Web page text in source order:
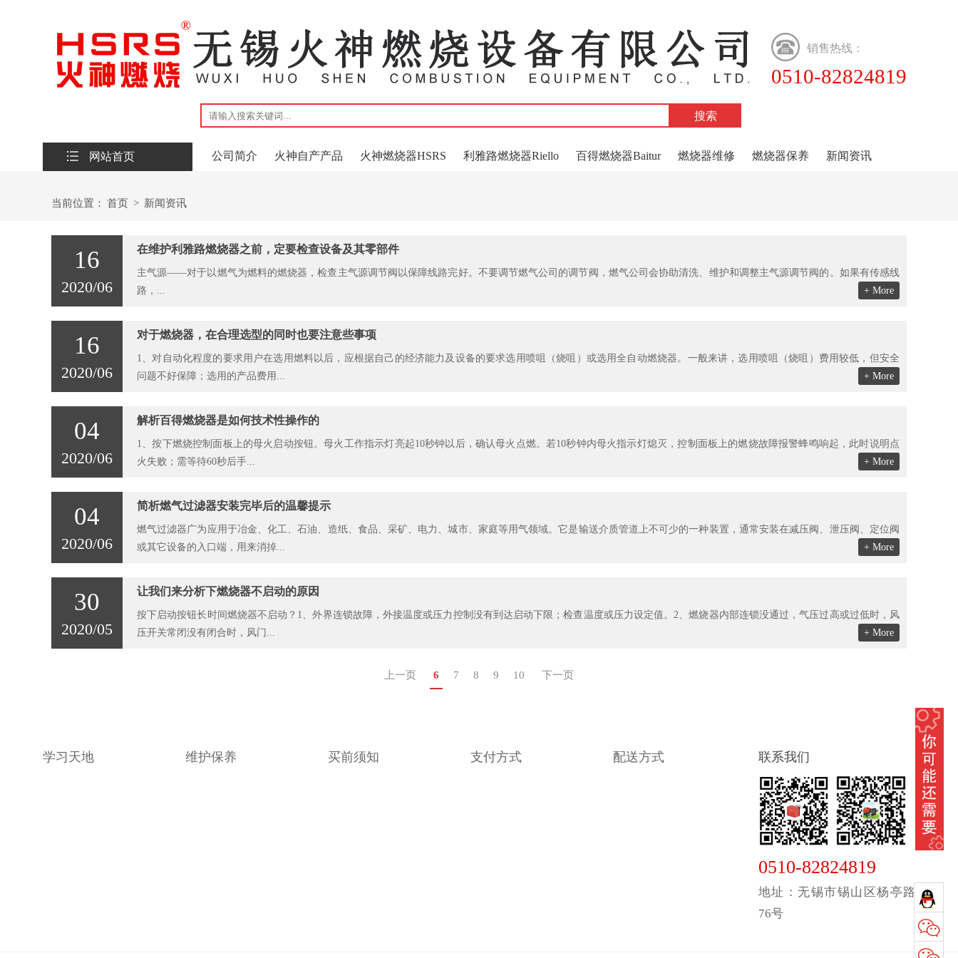
销售热线：
0510-82824819
网站首页 公司简介 火神自产产品 火神燃烧器HSRS 利雅路燃烧器Riello 百得燃烧器Baitur 燃烧器维修 燃烧器保养 新闻资讯
当前位置： 首页 > 新闻资讯
16
2020/06
在维护利雅路燃烧器之前，定要检查设备及其零部件
主气源——对于以燃气为燃料的燃烧器，检查主气源调节阀以保障线路完好。不要调节燃气公司的调节阀，燃气公司会协助清洗、维护和调整主气源调节阀的。如果有传感线
路，...
+ More
16
2020/06
对于燃烧器，在合理选型的同时也要注意些事项
1、对自动化程度的要求用户在选用燃料以后，应根据自己的经济能力及设备的要求选用喷咀（烧咀）或选用全自动燃烧器。一般来讲，选用喷咀（烧咀）费用较低，但安全
问题不好保障；选用的产品费用...
+ More
04
2020/06
解析百得燃烧器是如何技术性操作的
1、按下燃烧控制面板上的母火启动按钮。母火工作指示灯亮起10秒钟以后，确认母火点燃。若10秒钟内母火指示灯熄灭，控制面板上的燃烧故障报警蜂鸣响起，此时说明点
火失败；需等待60秒后手...
+ More
04
2020/06
简析燃气过滤器安装完毕后的温馨提示
燃气过滤器广为应用于冶金、化工、石油、造纸、食品、采矿、电力、城市、家庭等用气领域。它是输送介质管道上不可少的一种装置，通常安装在减压阀、泄压阀、定位阀
或其它设备的入口端，用来消掉...
+ More
30
2020/05
让我们来分析下燃烧器不启动的原因
按下启动按钮长时间燃烧器不启动？1、外界连锁故障，外接温度或压力控制没有到达启动下限；检查温度或压力设定值。2、燃烧器内部连锁没通过，气压过高或过低时，风
压开关常闭没有闭合时，风门...
+ More
上一页 6 7 8 9 10 下一页
学习天地 维护保养 买前须知 支付方式 配送方式 联系我们
0510-82824819
地址：无锡市锡山区杨亭路
76号